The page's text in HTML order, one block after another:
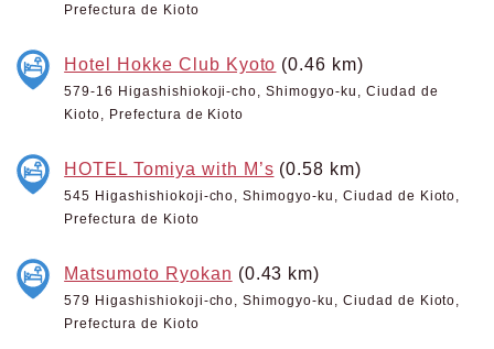
Prefectura de Kioto
Hotel Hokke Club Kyoto (0.46 km)
579-16 Higashishiokoji-cho, Shimogyo-ku, Ciudad de
Kioto, Prefectura de Kioto
HOTEL Tomiya with M’s (0.58 km)
545 Higashishiokoji-cho, Shimogyo-ku, Ciudad de Kioto,
Prefectura de Kioto
Matsumoto Ryokan (0.43 km)
579 Higashishiokoji-cho, Shimogyo-ku, Ciudad de Kioto,
Prefectura de Kioto